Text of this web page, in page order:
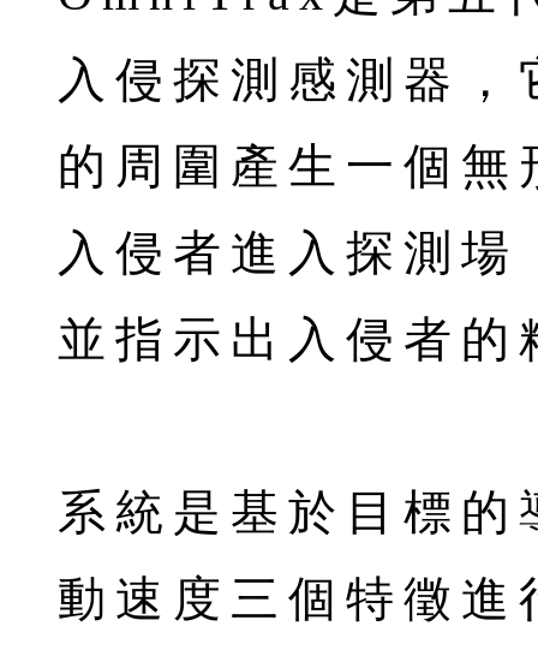
入侵探測感測器
的周圍產生一個
入侵者進入探測
並指示出入侵者的
系統是基於目標
動速度三個特徵